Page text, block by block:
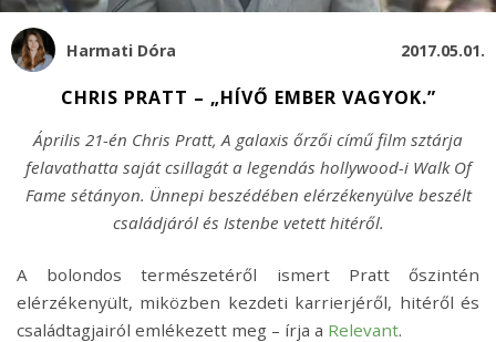
Harmati Dóra 2017.05.01.
CHRIS PRATT – „HÍVŐ EMBER VAGYOK.”
Április 21-én Chris Pratt, A galaxis őrzői című film sztárja
felavathatta saját csillagát a legendás hollywood-i Walk Of
Fame sétányon. Ünnepi beszédében elérzékenyülve beszélt
családjáról és Istenbe vetett hitéről.
A bolondos természetéről ismert Pratt őszintén
elérzékenyült, miközben kezdeti karrierjéről, hitéről és
családtagjairól emlékezett meg – írja a Relevant.